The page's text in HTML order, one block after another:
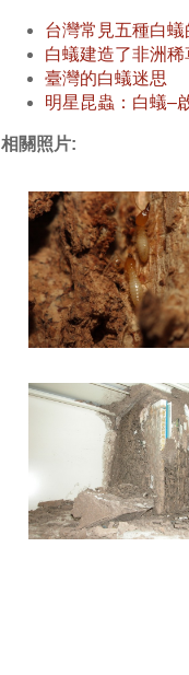
台灣常見五種白
白蟻建造了非洲
臺灣的白蟻迷思
明星昆蟲：白蟻–
相關照片: